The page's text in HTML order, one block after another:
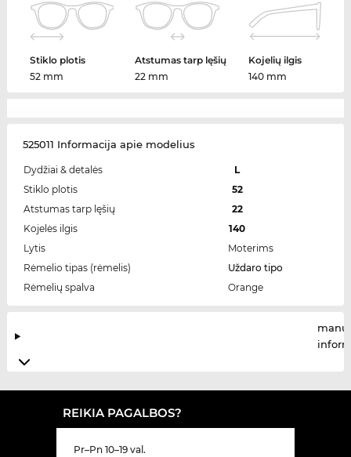
Stiklo plotis
52 mm
Atstumas tarp lęšių
22 mm
Kojelių ilgis
140 mm
525011 Informacija apie modelius
Dydžiai & detalės
L
Stiklo plotis
52
Atstumas tarp lęšių
22
Kojelės ilgis
140
Lytis
Moterims
Rėmelio tipas (rėmelis)
Uždaro tipo
Rėmelių spalva
Orange
REIKIA PAGALBOS?
Pr–Pn 10–19 val.